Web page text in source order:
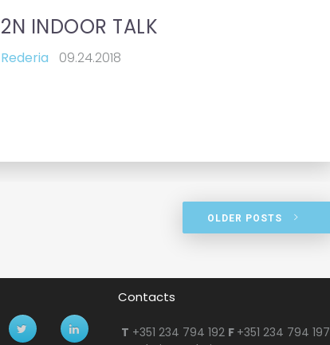
2N INDOOR TALK
Rederia 09.24.2018
OLDER POSTS
T +351 234 794 192 F +351 234 794 197